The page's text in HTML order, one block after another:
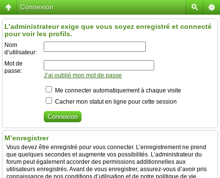
Connexion
L’administrateur exige que vous soyez enregistré et connecté
pour voir les profils.
Nom
d’utilisateur:
Mot de
passe:
J’ai oublié mon mot de passe
Me connecter automatiquement à chaque visite
Cacher mon statut en ligne pour cette session
M’enregistrer
Vous devez être enregistré pour vous connecter. L’enregistrement ne prend
que quelques secondes et augmente vos possibilités. L’administrateur du
forum peut également accorder des permissions additionnelles aux
utilisateurs enregistrés. Avant de vous enregistrer, assurez-vous d’avoir pris
connaissance de nos conditions d’utilisation et de notre politique de vie